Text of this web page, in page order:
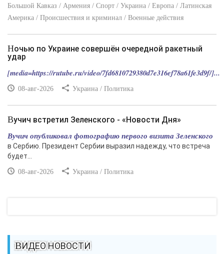
Большой Кавказ / Армения / Спорт / Украина / Европа / Латинская
Америка / Происшествия и криминал / Военные действия
Ночью по Украине совершён очередной ракетный
удар
[media=https://rutube.ru/video/7fd6810729380d7e316ef78a61fe3d9f/]...
08-авг-2026 Украина / Политика
Вучич встретил Зеленского - «Новости Дня»
Вучич опубликовал фотографию первого визита Зеленского
в Сербию. Президент Сербии выразил надежду, что встреча
будет...
08-авг-2026 Украина / Политика
ВИДЕО НОВОСТИ